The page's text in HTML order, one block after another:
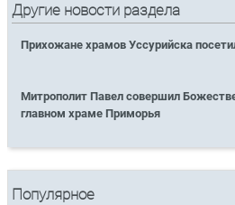
Другие новости раздела
Прихожане храмов Уссурийска
Митрополит Павел совершил
главном храме Приморья
Популярное